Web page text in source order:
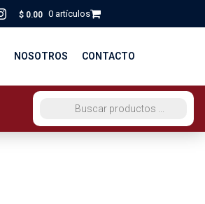
$0.00 0 artículos
NOSOTROS CONTACTO
BÚSQUEDA DE PRODUCTOS